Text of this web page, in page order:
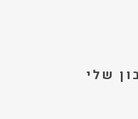
שלי